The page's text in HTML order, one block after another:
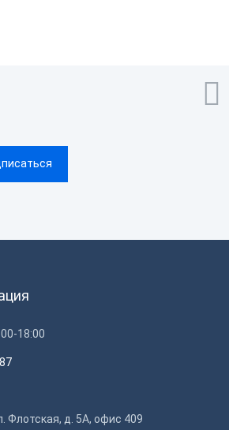

18:00
Флотская, д. 5А, офис 409